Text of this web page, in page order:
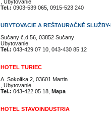
, Ubytovanie
Tel.: 0903-539 065, 0915-523 240
UBYTOVACIE A REŠTAURAČNÉ
Sučany č.d.56, 03852 Sučany
Ubytovanie
Tel.: 043-429 07 10, 043-430 85 12
HOTEL TURIEC
A. Sokolíka 2, 03601 Martin
, Ubytovanie
Tel.: 043-422 05 18, Mapa
HOTEL STAVOINDUSTRIA